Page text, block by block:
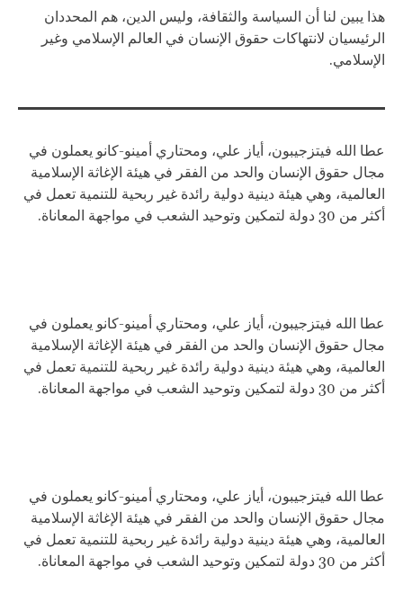
هذا يبين لنا أن السياسة والثقافة، وليس الدين، هم المحددان
الرئيسيان لانتهاكات حقوق الإنسان في العالم الإسلامي وغير
الإسلامي.
عطا الله فيتزجيبون، أياز علي، ومحتاري أمينو-كانو يعملون في
مجال حقوق الإنسان والحد من الفقر في هيئة الإغاثة الإسلامية
العالمية، وهي هيئة دينية دولية رائدة غير ربحية للتنمية تعمل في
أكثر من 30 دولة لتمكين وتوحيد الشعب في مواجهة المعاناة.
عطا الله فيتزجيبون، أياز علي، ومحتاري أمينو-كانو يعملون في
مجال حقوق الإنسان والحد من الفقر في هيئة الإغاثة الإسلامية
العالمية، وهي هيئة دينية دولية رائدة غير ربحية للتنمية تعمل في
أكثر من 30 دولة لتمكين وتوحيد الشعب في مواجهة المعاناة.
عطا الله فيتزجيبون، أياز علي، ومحتاري أمينو-كانو يعملون في
مجال حقوق الإنسان والحد من الفقر في هيئة الإغاثة الإسلامية
العالمية، وهي هيئة دينية دولية رائدة غير ربحية للتنمية تعمل في
أكثر من 30 دولة لتمكين وتوحيد الشعب في مواجهة المعاناة.